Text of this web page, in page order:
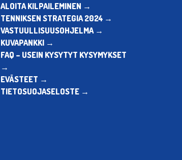
ALOITA KILPAILEMINEN →
TENNIKSEN STRATEGIA 2024 →
VASTUULLISUUSOHJELMA →
KUVAPANKKI →
FAQ – USEIN KYSYTYT KYSYMYKSET
→
EVÄSTEET →
TIETOSUOJASELOSTE →